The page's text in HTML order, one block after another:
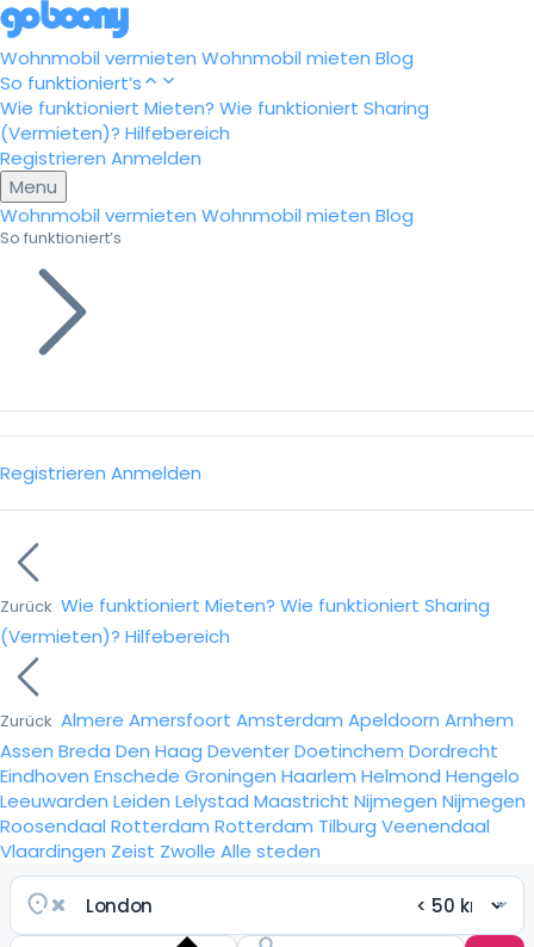
Wohnmobil vermieten Wohnmobil mieten Blog
So funktioniert’s
Wie funktioniert Mieten? Wie funktioniert Sharing
(Vermieten)? Hilfebereich
Registrieren Anmelden
Menu
Wohnmobil vermieten Wohnmobil mieten Blog
So funktioniert’s
Registrieren Anmelden
Zurück Wie funktioniert Mieten? Wie funktioniert Sharing
(Vermieten)? Hilfebereich
Zurück Almere Amersfoort Amsterdam Apeldoorn Arnhem
Assen Breda Den Haag DeventerDoetinchem Dordrecht
Eindhoven Enschede Groningen Haarlem Helmond Hengelo
Leeuwarden Leiden Lelystad Maastricht Nijmegen Nijmegen
Roosendaal Rotterdam Rotterdam Tilburg Veenendaal
Vlaardingen Zeist Zwolle Alle steden